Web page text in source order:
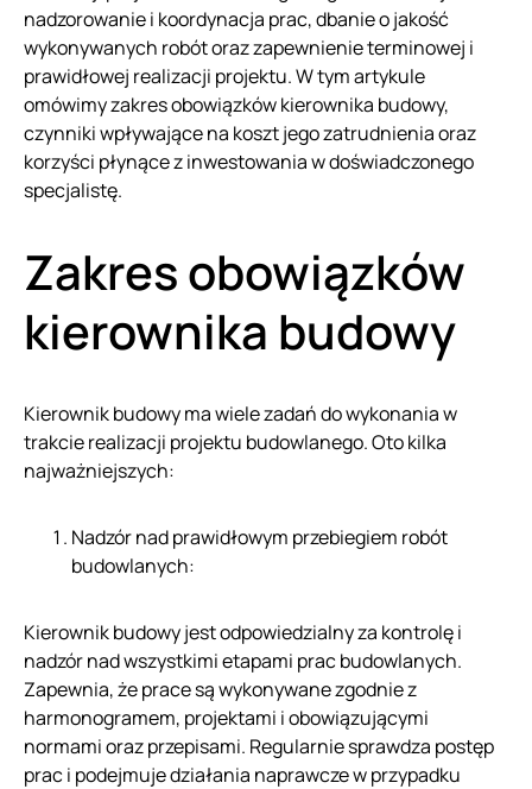
nadzorowanie i koordynacja prac, dbanie o jakość
wykonywanych robót oraz zapewnienie terminowej i
prawidłowej realizacji projektu. W tym artykule
omówimy zakres obowiązków kierownika budowy,
czynniki wpływające na koszt jego zatrudnienia oraz
korzyści płynące z inwestowania w doświadczonego
specjalistę.
Zakres obowiązków
kierownika budowy
Kierownik budowy ma wiele zadań do wykonania w
trakcie realizacji projektu budowlanego. Oto kilka
najważniejszych:
Nadzór nad prawidłowym przebiegiem robót
budowlanych:
Kierownik budowy jest odpowiedzialny za kontrolę i
nadzór nad wszystkimi etapami prac budowlanych.
Zapewnia, że prace są wykonywane zgodnie z
harmonogramem, projektami i obowiązującymi
normami oraz przepisami. Regularnie sprawdza postęp
prac i podejmuje działania naprawcze w przypadku